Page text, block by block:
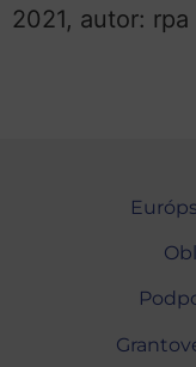
2021, autor: rpa